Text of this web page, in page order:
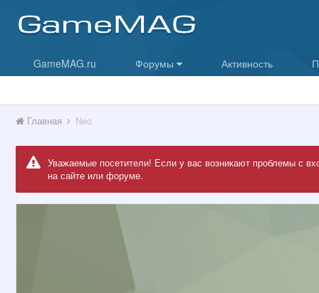
GameMAG.ru Форумы Активность
Главная Neo
Уважаемые посетители! Если у вас возникают проблемы с
на сайте или форуме.